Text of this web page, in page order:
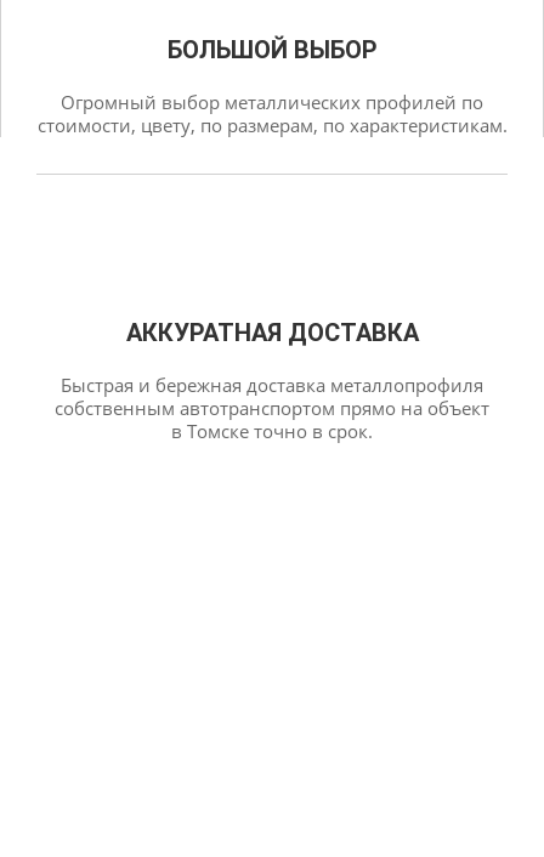
БОЛЬШОЙ ВЫБОР
Огромный выбор металлических профилей по
стоимости, цвету, по размерам, по характеристикам.
АККУРАТНАЯ ДОСТАВКА
Быстрая и бережная доставка металлопрофиля
собственным автотранспортом прямо на объект
в Томске точно в срок.